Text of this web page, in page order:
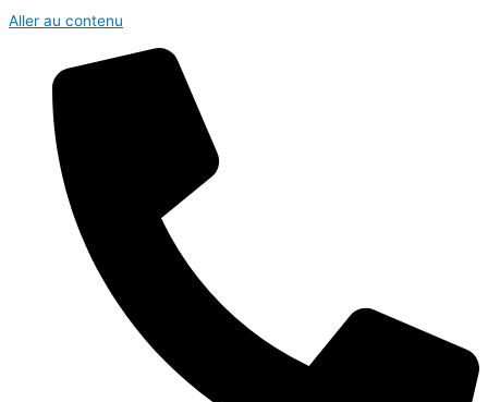
Aller au contenu